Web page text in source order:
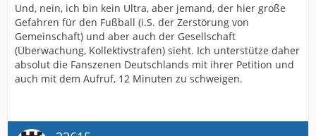
Und, nein, ich bin kein Ultra, aber jemand, der hier große
Gefahren für den Fußball (i.S. der Zerstörung von
Gemeinschaft) und aber auch der Gesellschaft
(Überwachung, Kollektivstrafen) sieht. Ich unterstütze daher
absolut die Fanszenen Deutschlands mit ihrer Petition und
auch mit dem Aufruf, 12 Minuten zu schweigen.